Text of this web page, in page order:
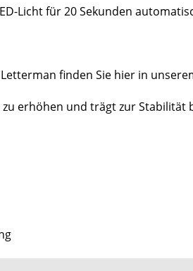
Licht für 20 Sekunden
finden Sie hier in
erhöhen und trägt zur Stabilität